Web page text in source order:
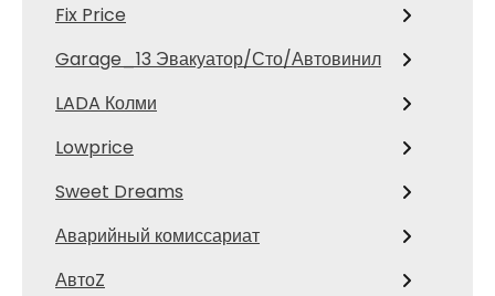
Fix Price
Garage_13 Эвакуатор/Сто/Автовинил
LADA Колми
Lowprice
Sweet Dreams
Аварийный комиссариат
АвтоZ